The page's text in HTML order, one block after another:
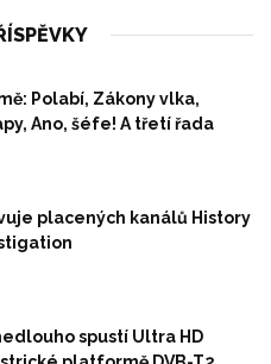
Polabí, Zákony vlka,
Ano, šéfe! A třetí řada
placených kanálů History
spustí Ultra HD